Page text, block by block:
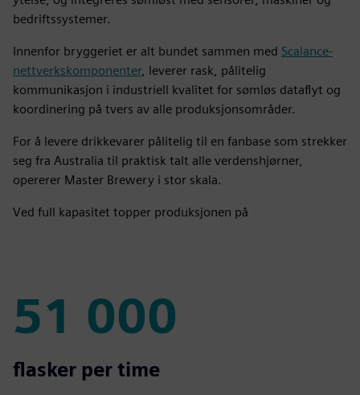
bedriftssystemer.
Innenfor bryggeriet er alt bundet sammen med Scalance-
nettverkskomponenter, leverer rask, pålitelig
kommunikasjon i industriell kvalitet for sømløs dataflyt og
koordinering på tvers av alle produksjonsområder.
For å levere drikkevarer pålitelig til en fanbase som strekker
seg fra Australia til praktisk talt alle verdenshjørner,
opererer Master Brewery i stor skala.
Ved full kapasitet topper produksjonen på
51 000
51 000
flasker per time